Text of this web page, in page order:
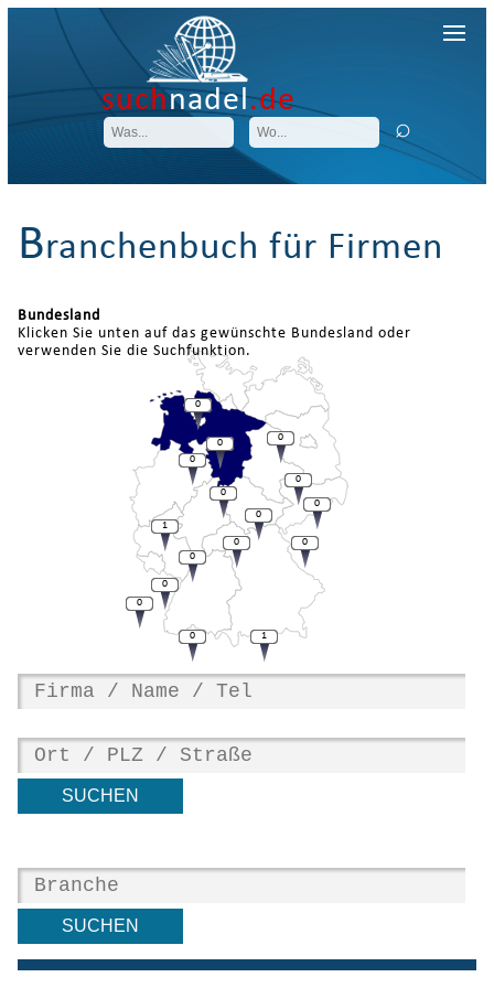
suchnadel.de
Branchenbuch für Firmen
Bundesland
Klicken Sie unten auf das gewünschte Bundesland oder
verwenden Sie die Suchfunktion.
0
0
1
0
0
0
0
0
0
0
0
0
0
0
0
1